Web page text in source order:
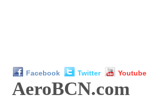
Facebook Twitter Youtube
AeroBCN.com